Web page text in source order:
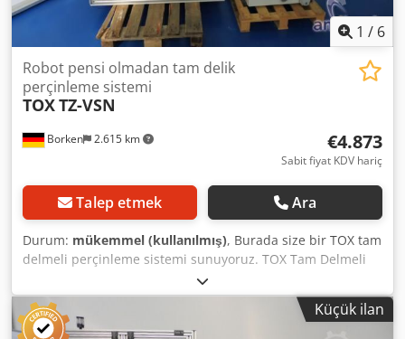
1 / 6
Borken 2.615 km
Robot pensi olmadan tam delik
perçinleme sistemi
TOXTZ-VSN
€4.873
Sabit fiyat KDV hariç
Talep etmek Ara
Durum: mükemmel (kullanılmış), Burada size bir TOX tam
delmeli perçinleme sistemi sunuyoruz. TOX Tam Delmeli
Perçinleme Sistemi Tipi TZ-VSN Tam delmeli perçin, önce
tüm bağlanacak malzemeleri delerek perçin çıkıntısını
birleştirme noktasından dışarı çıkarır. TOX
PRESSOTECHNIK, sac birleştirme uzmanı olarak, yenilikçi
Küçük ilan